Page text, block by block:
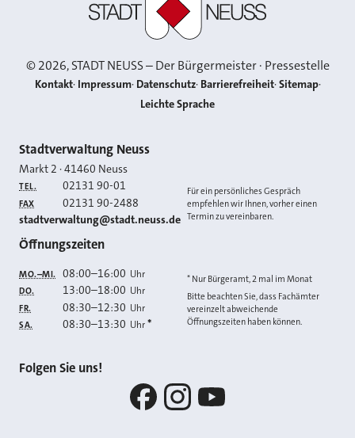
©2026, STADT NEUSS – Der Bürgermeister · Pressestelle
Kontakt Impressum Datenschutz Barrierefreiheit Sitemap
Leichte Sprache
Kontakt
Stadtverwaltung Neuss
Markt 2 ·41460 Neuss
TEL. 02131 90-01
FAX 02131 90-2488
E-MAIL
stadtverwaltung@stadt.neuss.de
Für ein persönliches Gespräch
empfehlen wir Ihnen, vorher einen
Termin zu vereinbaren.
Öffnungszeiten
MO.–MI. 08:00–16:00 Uhr
DO. 13:00–18:00 Uhr
FR. 08:30–12:30 Uhr
SA. 08:30–13:30 Uhr *
* Nur Bürgeramt, 2 mal im Monat
Bitte beachten Sie, dass Fachämter
vereinzelt abweichende
Öffnungszeiten haben können.
Folgen Sie uns!